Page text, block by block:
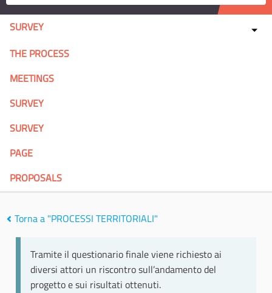
SURVEY
THE PROCESS
MEETINGS
SURVEY
SURVEY
PAGE
PROPOSALS
Torna a "PROCESSI TERRITORIALI"
Tramite il questionario finale viene richiesto ai
diversi attori un riscontro sull’andamento del
progetto e sui risultati ottenuti.